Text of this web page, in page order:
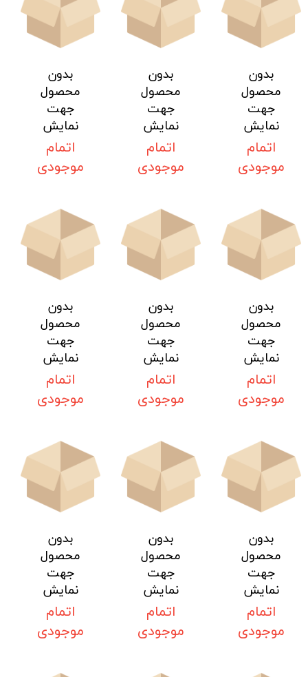
بدون
محصول
جهت
نمایش
اتمام
موجودی
بدون
محصول
جهت
نمایش
اتمام
موجودی
بدون
محصول
جهت
نمایش
اتمام
موجودی
بدون
محصول
جهت
نمایش
اتمام
موجودی
بدون
محصول
جهت
نمایش
اتمام
موجودی
بدون
محصول
جهت
نمایش
اتمام
موجودی
بدون
محصول
جهت
نمایش
اتمام
موجودی
بدون
محصول
جهت
نمایش
اتمام
موجودی
بدون
محصول
جهت
نمایش
اتمام
موجودی